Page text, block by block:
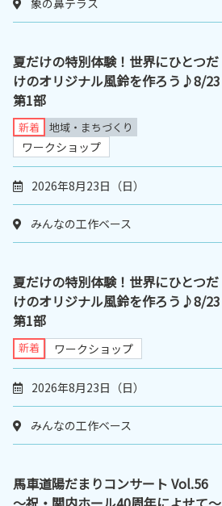
象の鼻テラス
夏だけの特別体験！世界にひとつだ
けのオリジナル風鈴を作ろう♪8/23
第1部
新着 地域・まちづくり
ワークショップ
2026年8月23日（日）
みんなの工作ベース
夏だけの特別体験！世界にひとつだ
けのオリジナル風鈴を作ろう♪8/23
第1部
新着 ワークショップ
2026年8月23日（日）
みんなの工作ベース
馬車道陽だまりコンサート Vol.56